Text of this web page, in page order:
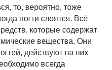
то, вероятно, тоже
ногти слоятся. Всё
которые содержат
вещества. Они
действуют на них
всегда